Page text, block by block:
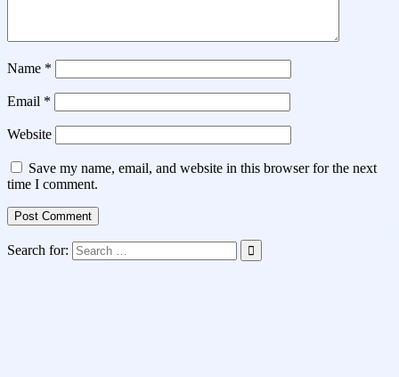
Name *
Email *
Website
Save my name, email, and website in this browser for the next
time I comment.
Search for: